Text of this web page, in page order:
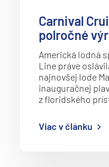
Carnival
polročné
Americká lodná
Line práve
najnovšej lode
inauguračnej
z floridského
Viac v článku